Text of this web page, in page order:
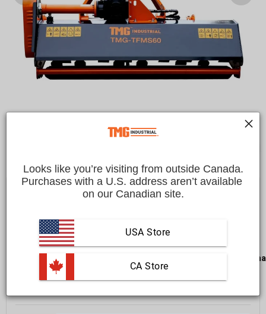
$3,999.00 CAD Économisez$600.00 CAD
$3,399.00 CAD
Payez en versements échelonnés avec
si vous êtes admissible lors du passage à la caisse.
LIVRAISON GRATUITE
Livraison dans un délai de
10 à 15 jours ouvrables
En savoir plus
Looks like you’re visiting from outside Canada.
Purchases with a U.S. address aren’t available
on our Canadian site.
USA Store
CA Store